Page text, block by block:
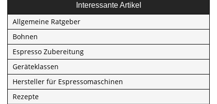
Interessante Artikel
Allgemeine Ratgeber
Bohnen
Espresso Zubereitung
Geräteklassen
Hersteller für Espressomaschinen
Rezepte